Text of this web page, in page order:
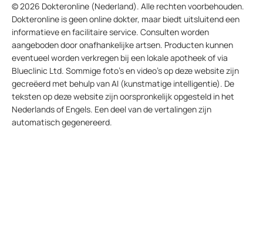
© 2026 Dokteronline (Nederland). Alle rechten voorbehouden.
Dokteronline is geen online dokter, maar biedt uitsluitend een
informatieve en facilitaire service. Consulten worden
aangeboden door onafhankelijke artsen. Producten kunnen
eventueel worden verkregen bij een lokale apotheek of via
Blueclinic Ltd. Sommige foto’s en video’s op deze website zijn
gecreëerd met behulp van AI (kunstmatige intelligentie). De
teksten op deze website zijn oorspronkelijk opgesteld in het
Nederlands of Engels. Een deel van de vertalingen zijn
automatisch gegenereerd.